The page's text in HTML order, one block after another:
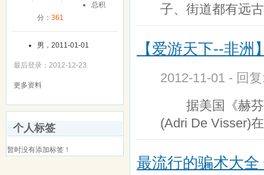
总积
分： 361
男，2011-01-01
最后登录：2012-12-23
更多资料
个人标签
暂时没有添加标签！
子、街道都有远
【爱游天下--非
2012-11-01 - 回
据美国《赫芬
(Adri De Visser)
最流行的骗术大